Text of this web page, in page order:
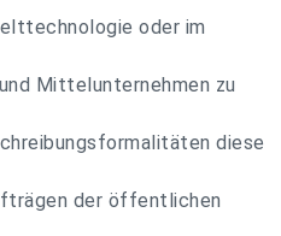
oder im
Mittelunternehmen zu
diese
der öffentlichen